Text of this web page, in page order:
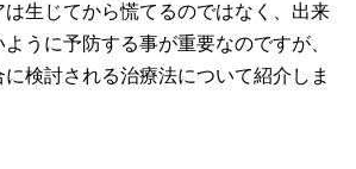
生じてから慌てるのではなく、出来
うに予防する事が重要なのですが、
検討される治療法について紹介しま